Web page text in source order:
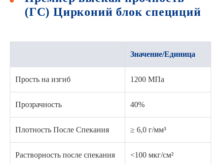
(ГС) Цирконий блок специций
Значение/Единица
Прость на изгиб 1200 МПа
Прозрачность 40%
Плотность После Спекания ≥ 6,0 г/мм³
Растворность после спекания <100 мкг/см²